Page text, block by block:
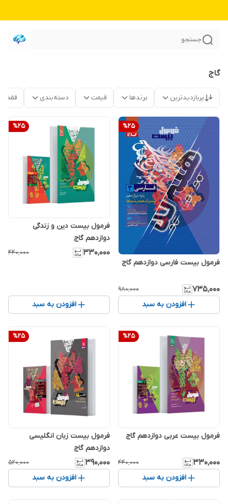
جستجو
گاج
پربازدیدترین برندها قیمت دسته‌بندی فقط
%25
فرمول بیست فارسی دوازدهم گاج
۷۳۵٬۰۰۰ ۹۸۰٬۰۰۰
افزودن به سبد
%25
فرمول بیست دین و زندگی
دوازدهم گاج
۳۳۰٬۰۰۰ ۴۴۰٬۰۰۰
افزودن به سبد
%25
فرمول بیست عربی دوازدهم گاج
۳۳۰٬۰۰۰ ۴۴۰٬۰۰۰
افزودن به سبد
%25
فرمول بیست زبان انگلیسی
دوازدهم گاج
۳۹۰٬۰۰۰ ۵۲۰٬۰۰۰
افزودن به سبد